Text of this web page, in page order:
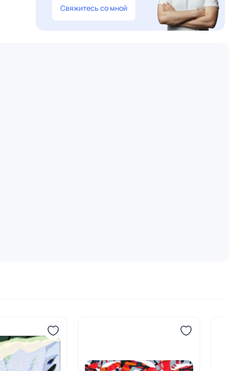
Свяжитесь со мной